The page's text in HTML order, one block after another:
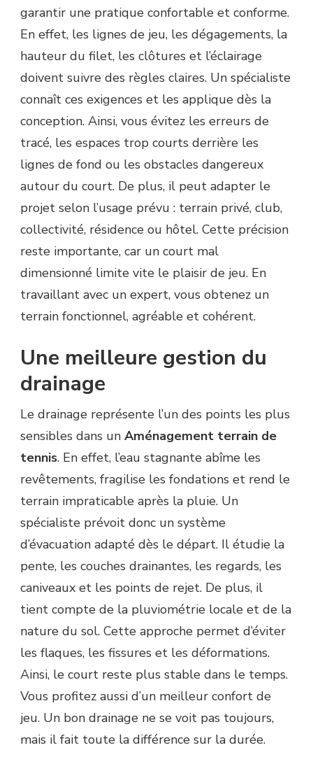
garantir une pratique confortable et conforme.
En effet, les lignes de jeu, les dégagements, la
hauteur du filet, les clôtures et l’éclairage
doivent suivre des règles claires. Un spécialiste
connaît ces exigences et les applique dès la
conception. Ainsi, vous évitez les erreurs de
tracé, les espaces trop courts derrière les
lignes de fond ou les obstacles dangereux
autour du court. De plus, il peut adapter le
projet selon l’usage prévu : terrain privé, club,
collectivité, résidence ou hôtel. Cette précision
reste importante, car un court mal
dimensionné limite vite le plaisir de jeu. En
travaillant avec un expert, vous obtenez un
terrain fonctionnel, agréable et cohérent.
Une meilleure gestion du
drainage
Le drainage représente l’un des points les plus
sensibles dans un Aménagement terrain de
tennis. En effet, l’eau stagnante abîme les
revêtements, fragilise les fondations et rend le
terrain impraticable après la pluie. Un
spécialiste prévoit donc un système
d’évacuation adapté dès le départ. Il étudie la
pente, les couches drainantes, les regards, les
caniveaux et les points de rejet. De plus, il
tient compte de la pluviométrie locale et de la
nature du sol. Cette approche permet d’éviter
les flaques, les fissures et les déformations.
Ainsi, le court reste plus stable dans le temps.
Vous profitez aussi d’un meilleur confort de
jeu. Un bon drainage ne se voit pas toujours,
mais il fait toute la différence sur la durée.